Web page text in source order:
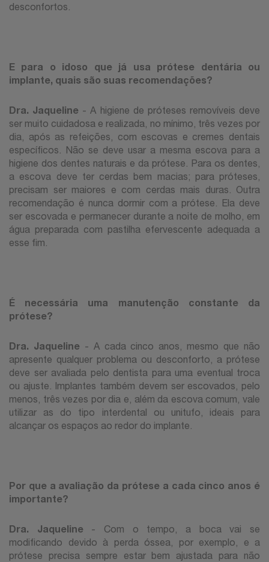
desconfortos.
E para o idoso que já usa prótese dentária ou
implante, quais são suas recomendações?
Dra. Jaqueline - A higiene de próteses removíveis deve
ser muito cuidadosa e realizada, no mínimo, três vezes por
dia, após as refeições, com escovas e cremes dentais
específicos. Não se deve usar a mesma escova para a
higiene dos dentes naturais e da prótese. Para os dentes,
a escova deve ter cerdas bem macias; para próteses,
precisam ser maiores e com cerdas mais duras. Outra
recomendação é nunca dormir com a prótese. Ela deve
ser escovada e permanecer durante a noite de molho, em
água preparada com pastilha efervescente adequada a
esse fim.
É necessária uma manutenção constante da
prótese?
Dra. Jaqueline- A cada cinco anos, mesmo que não
apresente qualquer problema ou desconforto, a prótese
deve ser avaliada pelo dentista para uma eventual troca
ou ajuste. Implantes também devem ser escovados, pelo
menos, três vezes por dia e, além da escova comum, vale
utilizar as do tipo interdental ou unitufo, ideais para
alcançar os espaços ao redor do implante.
Por que a avaliação da prótese a cada cinco anos é
importante?
Dra. Jaqueline- Com o tempo, a boca vai se
modificando devido à perda óssea, por exemplo, e a
prótese precisa sempre estar bem ajustada para não